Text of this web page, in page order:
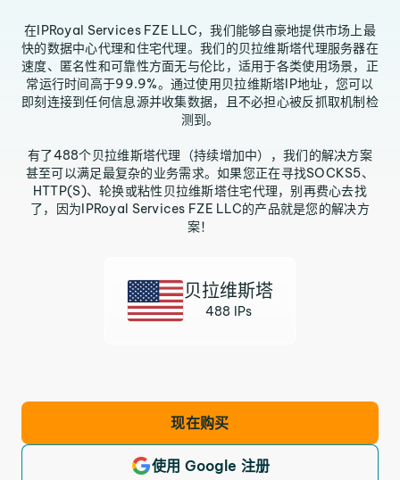
在IPRoyal Services FZE LLC，我们能够自豪地提供市场上最
快的数据中心代理和住宅代理。我们的贝拉维斯塔代理服务器在
速度、匿名性和可靠性方面无与伦比，适用于各类使用场景，正
常运行时间高于99.9%。通过使用贝拉维斯塔IP地址，您可以
即刻连接到任何信息源并收集数据，且不必担心被反抓取机制检
测到。
有了488个贝拉维斯塔代理（持续增加中），我们的解决方案
甚至可以满足最复杂的业务需求。如果您正在寻找SOCKS5、
HTTP(S)、轮换或粘性贝拉维斯塔住宅代理，别再费心去找
了，因为IPRoyal Services FZE LLC的产品就是您的解决方
案！
贝拉维斯塔
488 IPs
现在购买
使用 Google 注册